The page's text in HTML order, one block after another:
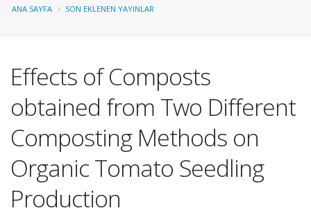
ANA SAYFA SON EKLENEN YAYINLAR
Effects of Composts
obtained from Two Different
Composting Methods on
Organic Tomato Seedling
Production